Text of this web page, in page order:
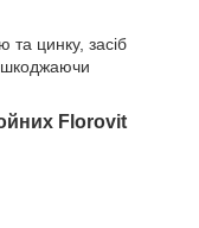
та цинку, засіб
Florovit